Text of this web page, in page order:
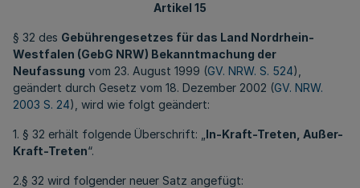
Artikel 15
§ 32 des Gebührengesetzes für das Land Nordrhein-
Westfalen (GebG NRW) Bekanntmachung der
Neufassung vom 23. August 1999 (GV. NRW. S. 524),
geändert durch Gesetz vom 18. Dezember 2002 (GV. NRW.
2003 S. 24), wird wie folgt geändert:
1. § 32 erhält folgende Überschrift: „ In-Kraft-Treten, Außer-
Kraft-Treten“.
2.§ 32 wird folgender neuer Satz angefügt: